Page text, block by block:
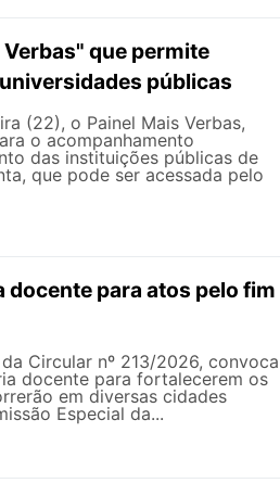
Verbas" que permite
públicas
(22), o Painel Mais Verbas,
o acompanhamento
das instituições públicas de
que pode ser acessada pelo
docente para atos pelo fim
Circular nº 213/2026, convoca
docente para fortalecerem os
em diversas cidades
Especial da...